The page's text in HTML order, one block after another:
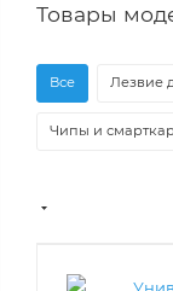
Товары
Все Лезвие
Чипы и